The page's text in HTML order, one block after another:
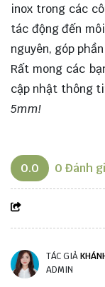
inox trong các
tác động đến
nguyên, góp
Rất mong các
cập nhật thông
5mm!
0.0 0 Đánh
TÁC GIẢ
ADMIN